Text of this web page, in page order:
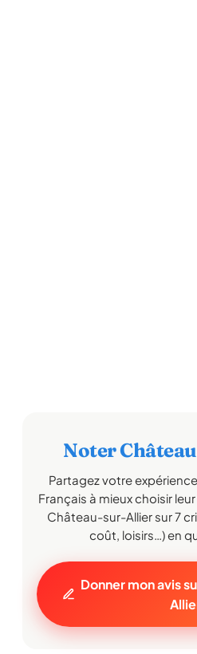
Noter
Partagez votre
Français à mieux choisir
Château-sur-Allier sur 7
coût, loisirs…) en
Donner mon avis